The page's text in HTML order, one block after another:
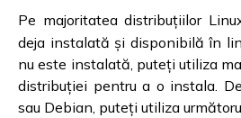
Pe majoritatea distribuțiilor
deja instalată și disponibilă în
nu este instalată, puteți utiliza
distribuției pentru a o instala.
sau Debian, puteți utiliza